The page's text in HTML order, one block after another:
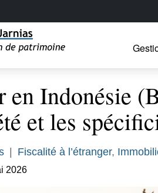
en Indonésie
et les
Fiscalité à l’étranger,
2026